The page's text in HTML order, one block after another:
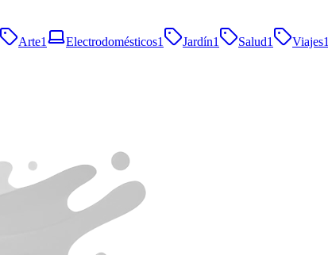
Arte1 Electrodomésticos1 Jardín1 Salud1 Viajes1